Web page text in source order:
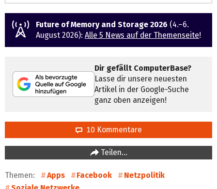
Future of Memory and Storage 2026 (4.–6.
August 2026): Alle 5 News auf der Themenseite!
Dir gefällt ComputerBase?
Lasse dir unsere neuesten
Artikel in der Google-Suche
ganz oben anzeigen!
10 Kommentare
Teilen…
Themen: Apps Facebook
Netzpolitik